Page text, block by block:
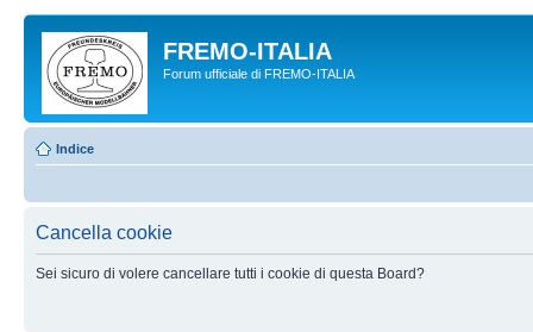
FREMO-ITALIA
Forum ufficiale di FREMO-ITALIA
Indice
Cancella cookie
Sei sicuro di volere cancellare tutti i cookie di questa Board?